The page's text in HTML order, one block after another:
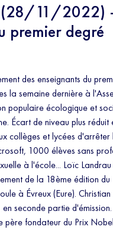
(28/11/2022)
premier degré
des enseignants du
la semaine dernière à
populaire écologique et
Écart de niveau plus réduit
collèges et lycées d'arrêter
1000 élèves sans
à l'école... Loïc
de la 18ème édition du
à Évreux (Eure).
seconde partie
père fondateur du Prix